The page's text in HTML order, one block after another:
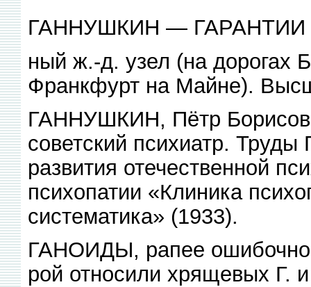
ГАННУШКИН —
ный ж.-д. узел (на
Франкфурт на Майне).
ГАННУШКИН, Пётр
советский психиатр.
развития отечественной
психопатии «Клиника
систематика» (1933).
ГАНОИДЫ, рапее ошибочно
рой относили хрящевых Г.